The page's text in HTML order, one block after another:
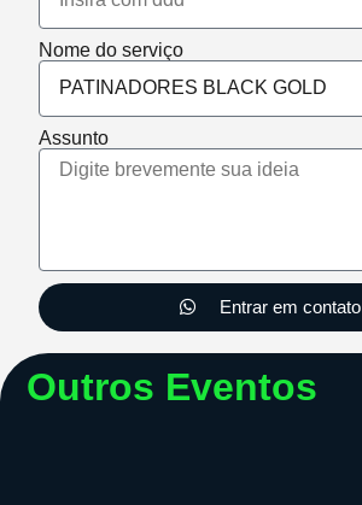
Nome do serviço
Assunto
Entrar em contato
Outros Eventos